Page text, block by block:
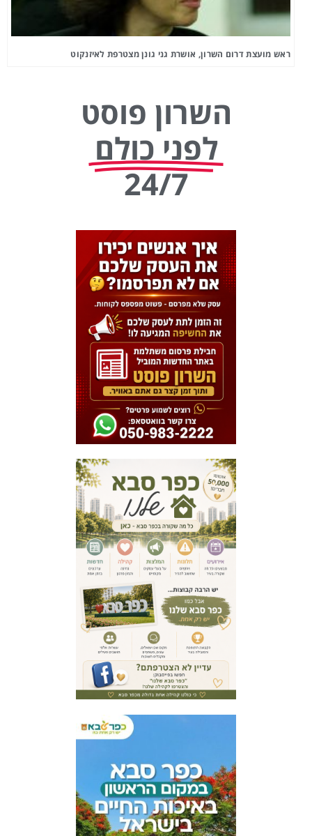
ראש מועצת דרום השרון, אושרת גני גונן מצטרפת לאיזנקוט
השרון פוסט
לפני כולם
24/7